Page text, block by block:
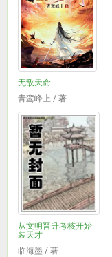
无敌天命
青鸾峰上 / 著
从文明晋升考核开始
装天才
临海墨 / 著